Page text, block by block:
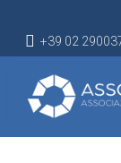
+39 02